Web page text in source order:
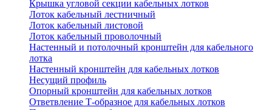
Крышка угловой секции кабельных лотков
Лоток кабельный лестничный
Лоток кабельный листовой
Лоток кабельный проволочный
Настенный и потолочный кронштейн для кабельного
лотка
Настенный кронштейн для кабельных лотков
Несущий профиль
Опорный кронштейн для кабельных лотков
Ответвление Т-образное для кабельных лотков